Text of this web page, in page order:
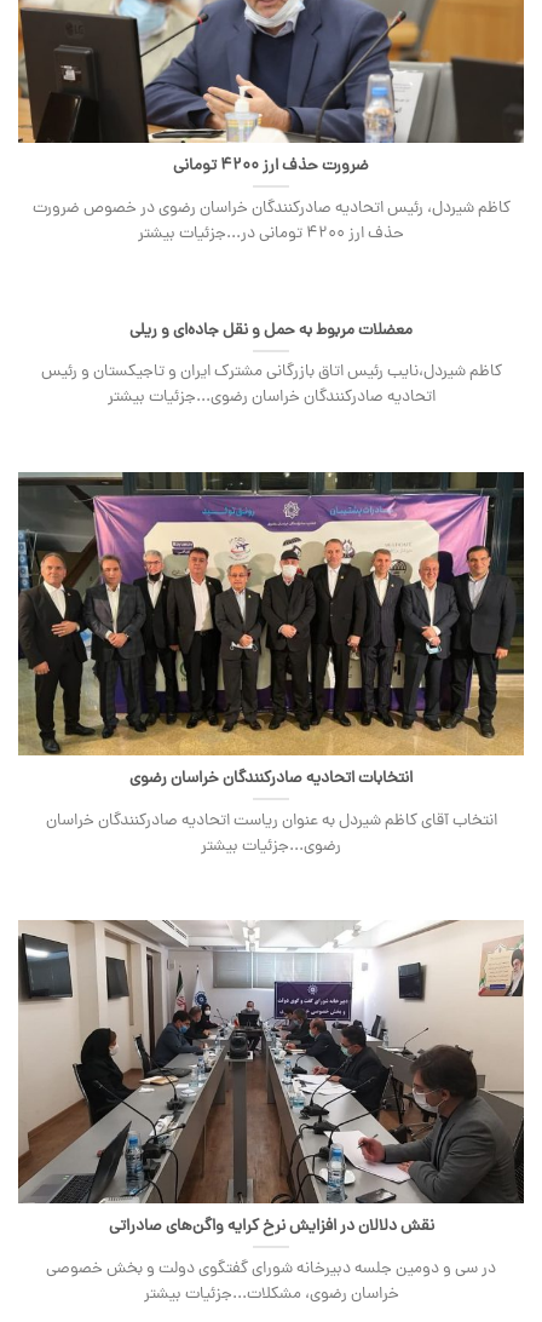
ضرورت حذف ارز 4200 تومانی
کاظم شیردل، رئیس اتحادیه صادرکنندگان خراسان رضوی در خصوص ضرورت
حذف ارز ۴۲۰۰ تومانی در...جزئیات بیشتر
معضلات مربوط به حمل و نقل جاده‌ای و ریلی
کاظم شیردل،نایب رئیس اتاق بازرگانی مشترک ایران و تاجیکستان و رئیس
اتحادیه صادرکنندگان خراسان رضوی...جزئیات بیشتر
انتخابات اتحادیه صادرکنندگان خراسان رضوی
انتخاب آقای کاظم شیردل به عنوان ریاست اتحادیه صادرکنندگان خراسان
رضوی...جزئیات بیشتر
نقش دلالان در افزایش نرخ کرایه واگن‌های صادراتی
در سی و دومین جلسه دبیرخانه شورای گفتگوی دولت و بخش خصوصی
خراسان رضوی، مشکلات...جزئیات بیشتر